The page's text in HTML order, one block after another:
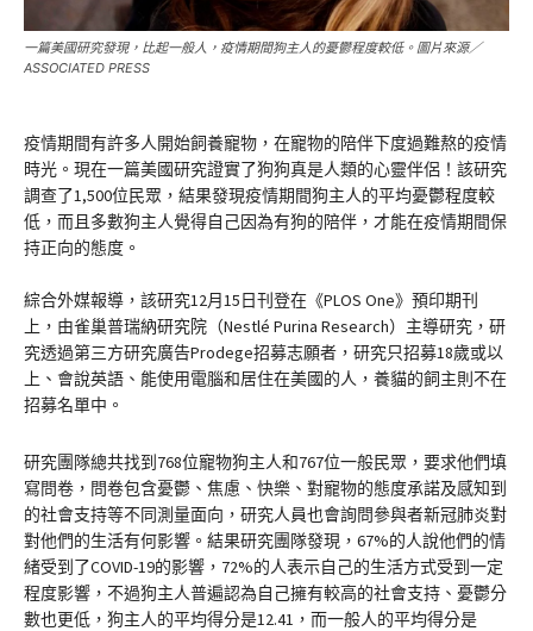
一篇美國研究發現，比起一般人，疫情期間狗主人的憂鬱程度較低。圖片來源／
ASSOCIATED PRESS
疫情期間有許多人開始飼養寵物，在寵物的陪伴下度過難熬的疫情
時光。現在一篇美國研究證實了狗狗真是人類的心靈伴侶！該研究
調查了1,500位民眾，結果發現疫情期間狗主人的平均憂鬱程度較
低，而且多數狗主人覺得自己因為有狗的陪伴，才能在疫情期間保
持正向的態度。
綜合外媒報導，該研究12月15日刊登在《PLOS One》預印期刊
上，由雀巢普瑞納研究院（Nestlé Purina Research）主導研究，研
究透過第三方研究廣告Prodege招募志願者，研究只招募18歲或以
上、會說英語、能使用電腦和居住在美國的人，養貓的飼主則不在
招募名單中。
研究團隊總共找到768位寵物狗主人和767位一般民眾，要求他們填
寫問卷，問卷包含憂鬱、焦慮、快樂、對寵物的態度承諾及感知到
的社會支持等不同測量面向，研究人員也會詢問參與者新冠肺炎對
對他們的生活有何影響。結果研究團隊發現，67%的人說他們的情
緒受到了COVID-19的影響，72%的人表示自己的生活方式受到一定
程度影響，不過狗主人普遍認為自己擁有較高的社會支持、憂鬱分
數也更低，狗主人的平均得分是12.41，而一般人的平均得分是